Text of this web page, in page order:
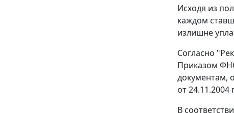
Исходя из
каждом
излишне
Согласно "
Приказом
документам,
от
В